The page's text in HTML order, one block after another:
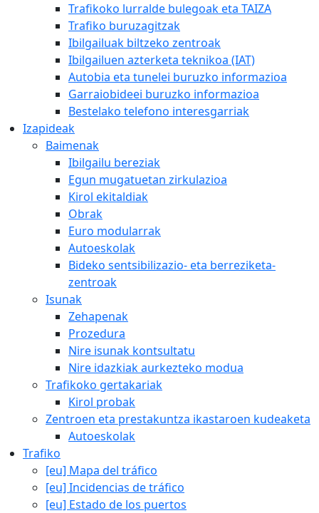
Trafikoko lurralde bulegoak eta TAIZA
Trafiko buruzagitzak
Ibilgailuak biltzeko zentroak
Ibilgailuen azterketa teknikoa (IAT)
Autobia eta tunelei buruzko informazioa
Garraiobideei buruzko informazioa
Bestelako telefono interesgarriak
Izapideak
Baimenak
Ibilgailu bereziak
Egun mugatuetan zirkulazioa
Kirol ekitaldiak
Obrak
Euro modularrak
Autoeskolak
Bideko sentsibilizazio- eta berreziketa-
zentroak
Isunak
Zehapenak
Prozedura
Nire isunak kontsultatu
Nire idazkiak aurkezteko modua
Trafikoko gertakariak
Kirol probak
Zentroen eta prestakuntza ikastaroen kudeaketa
Autoeskolak
Trafiko
[eu] Mapa del tráfico
[eu] Incidencias de tráfico
[eu] Estado de los puertos